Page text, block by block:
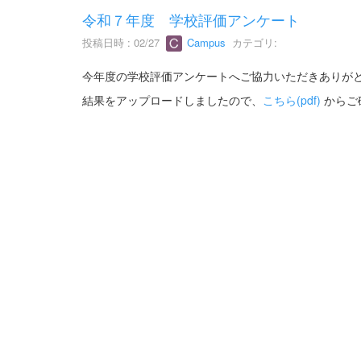
令和７年度 学校評価アンケート
投稿日時 : 02/27 Campus カテゴリ:
今年度の学校評価アンケートへご協力いただきありが
結果をアップロードしましたので、 こちら(pdf) からご